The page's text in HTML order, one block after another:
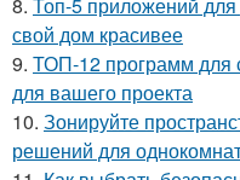
свой дом красивее
9. ТОП-12 программ для
для вашего проекта
10. Зонируйте
решений для